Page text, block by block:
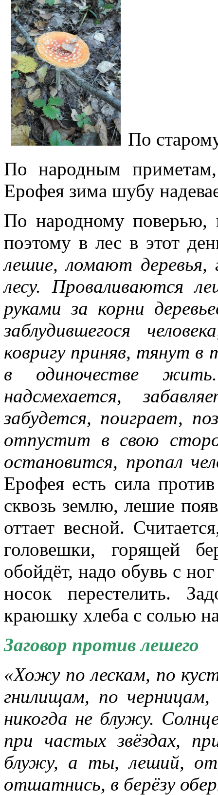
По
По народным
Ерофея зима шубу
По народному поверью,
поэтому в лес в этот
лешие, ломают деревья,
лесу. Проваливаются
руками за корни
заблудившегося
ковригу приняв, тянут
в одиночестве
надсмехается,
забудется, поиграет,
отпустит в свою
остановится, пропал
Ерофея есть сила
сквозь землю, лешие
оттает весной.
головешки, горящей
обойдёт, надо обувь с
носок перестелить.
краюшку хлеба с солью
Заговор против лешего
«Хожу по лескам, по
гнилищам, по
никогда не блужу.
при частых звёздах,
блужу, а ты, леший, от
отшатнись, в берёзу